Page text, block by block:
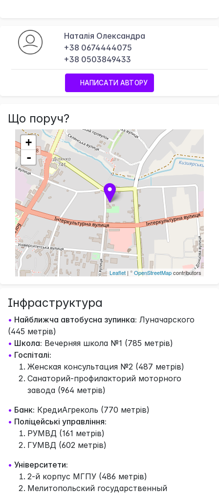
Наталія Олександра
+38 0674444075
+38 0503849433
НАПИСАТИ АВТОРУ
Що поруч?
+
-
Leaflet | ©OpenStreetMapcontributors
Інфраструктура
• Найближча автобусна зупинка: Луначарского
(445 метрів)
• Школа: Вечерняя школа №1 (785 метрів)
• Госпіталі:
Женская консультация №2 (487 метрів)
Санаторий-профилакторий моторного
завода (964 метрів)
• Банк: КредиАгреколь (770 метрів)
• Поліцейські управління:
РУМВД (161 метрів)
ГУМВД (602 метрів)
• Університети:
2-й корпус МГПУ (486 метрів)
Мелитопольский государственный